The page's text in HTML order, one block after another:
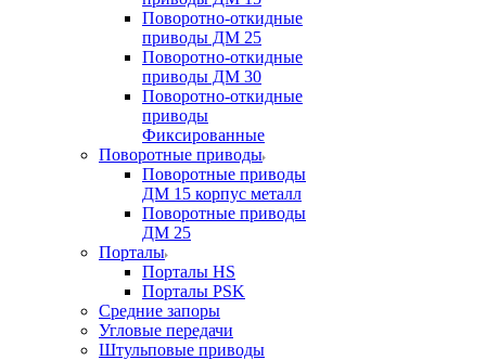
Поворотно-откидные
приводы ДМ 25
Поворотно-откидные
приводы ДМ 30
Поворотно-откидные
приводы
Фиксированные
Поворотные приводы
Поворотные приводы
ДМ 15 корпус металл
Поворотные приводы
ДМ 25
Порталы
Порталы HS
Порталы PSK
Средние запоры
Угловые передачи
Штульповые приводы